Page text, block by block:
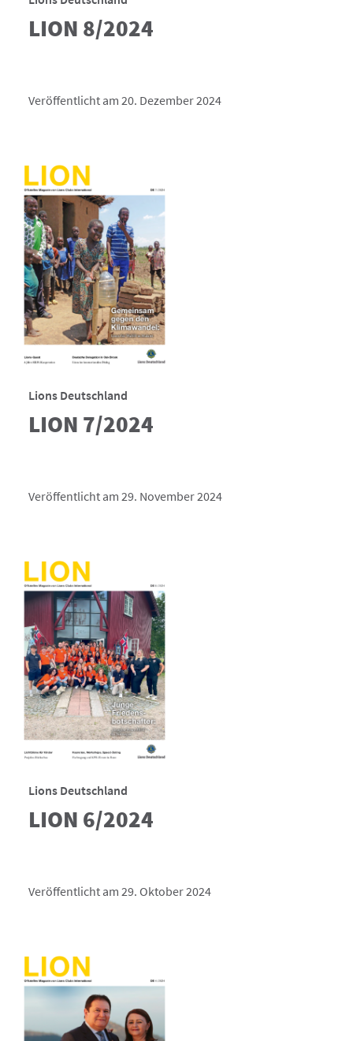
LION 8/2024
Veröffentlicht am 20. Dezember 2024
Lions Deutschland
LION 7/2024
Veröffentlicht am 29. November 2024
Lions Deutschland
LION 6/2024
Veröffentlicht am 29. Oktober 2024